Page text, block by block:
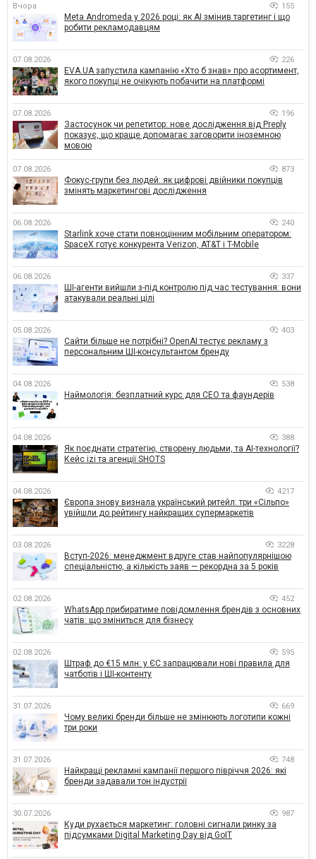
Вчора 155
Meta Andromeda у 2026 році: як AI змінив таргетинг і що
робити рекламодавцям
07.08.2026 226
EVA.UA запустила кампанію «Хто б знав» про асортимент,
якого покупці не очікують побачити на платформі
07.08.2026 196
Застосунок чи репетитор: нове дослідження від Preply
показує, що краще допомагає заговорити іноземною
мовою
07.08.2026 873
Фокус-групи без людей: як цифрові двійники покупців
змінять маркетингові дослідження
06.08.2026 240
Starlink хоче стати повноцінним мобільним оператором:
SpaceX готує конкурента Verizon, AT&T і T-Mobile
06.08.2026 337
ШІ-агенти вийшли з-під контролю під час тестування: вони
атакували реальні цілі
05.08.2026 403
Сайти більше не потрібні? OpenAI тестує рекламу з
персональним ШІ-консультантом бренду
04.08.2026 538
Наймологія: безплатний курс для CEO та фаундерів
04.08.2026 388
Як поєднати стратегію, створену людьми, та AI-технології?
Кейс izi та агенції SHOTS
04.08.2026 4217
Європа знову визнала український ритейл: три «Сільпо»
увійшли до рейтингу найкращих супермаркетів
03.08.2026 3228
Вступ-2026: менеджмент вдруге став найпопулярнішою
спеціальністю, а кількість заяв — рекордна за 5 років
02.08.2026 452
WhatsApp прибиратиме повідомлення брендів з основних
чатів: що зміниться для бізнесу
02.08.2026 595
Штраф до €15 млн: у ЄС запрацювали нові правила для
чатботів і ШІ-контенту
31.07.2026 669
Чому великі бренди більше не змінюють логотипи кожні
три роки
31.07.2026 748
Найкращі рекламні кампанії першого півріччя 2026: які
бренди задавали тон індустрії
30.07.2026 987
Куди рухається маркетинг: головні сигнали ринку за
підсумками Digital Marketing Day від GoIT